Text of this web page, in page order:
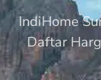
IndiHome
Daftar